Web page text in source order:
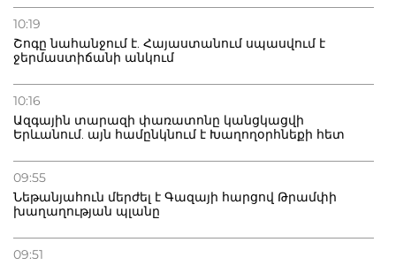
10:19
Շոգը նահանջում է. Հայաստանում սպասվում է
ջերմաստիճանի անկում
10:16
Ազգային տարազի փառատոնը կանցկացվի
Երևանում. այն համընկնում է Խաղողօրհնեքի հետ
09:55
Նեթանյահուն մերժել է Գազայի հարցով Թրամփի
խաղաղության պլանը
09:51